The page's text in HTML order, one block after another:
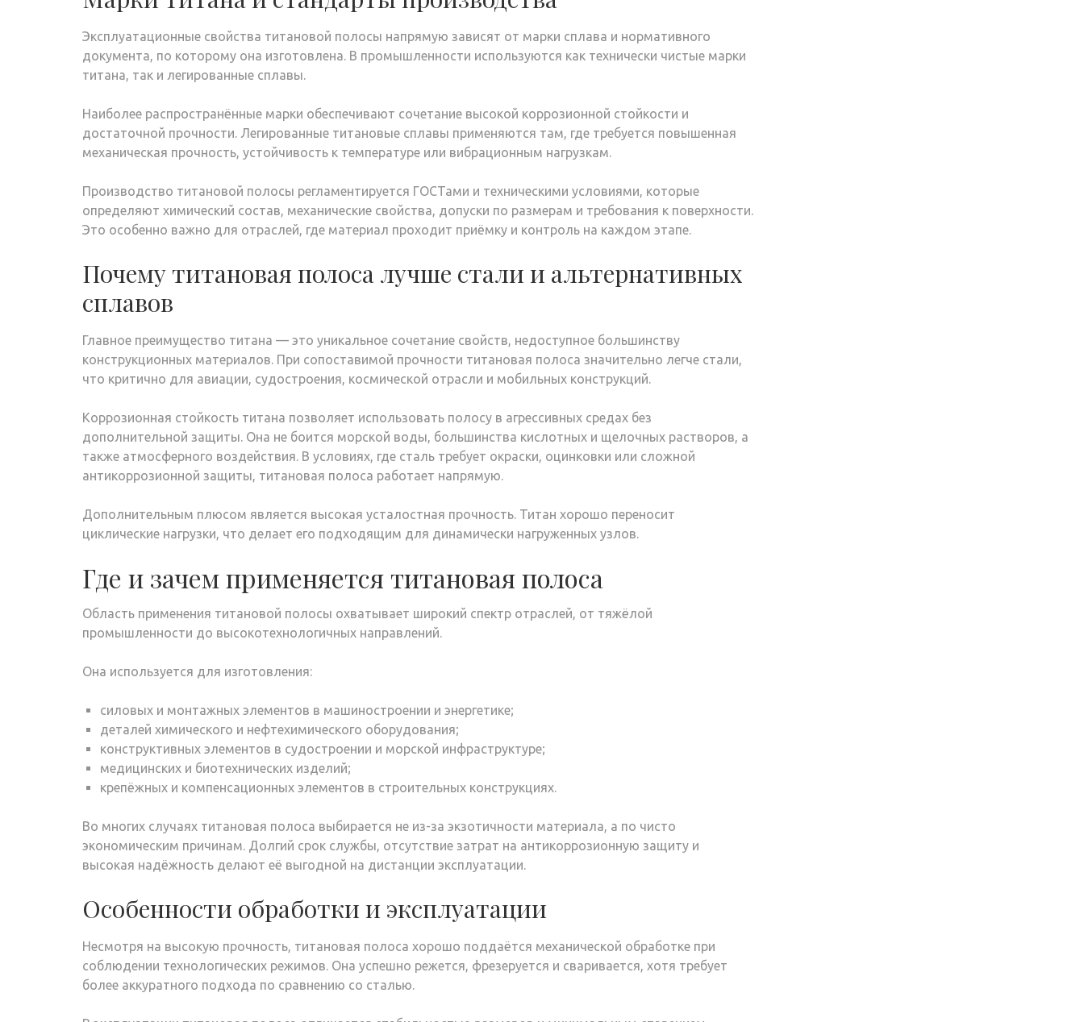
Эксплуатационные свойства титановой полосы напрямую зависят от марки сплава и нормативного
документа, по которому она изготовлена. В промышленности используются как технически чистые марки
титана, так и легированные сплавы.
Наиболее распространённые марки обеспечивают сочетание высокой коррозионной стойкости и
достаточной прочности. Легированные титановые сплавы применяются там, где требуется повышенная
механическая прочность, устойчивость к температуре или вибрационным нагрузкам.
Производство титановой полосы регламентируется ГОСТами и техническими условиями, которые
определяют химический состав, механические свойства, допуски по размерам и требования к поверхности.
Это особенно важно для отраслей, где материал проходит приёмку и контроль на каждом этапе.
Почему титановая полоса лучше стали и альтернативных
сплавов
Главное преимущество титана — это уникальное сочетание свойств, недоступное большинству
конструкционных материалов. При сопоставимой прочности титановая полоса значительно легче стали,
что критично для авиации, судостроения, космической отрасли и мобильных конструкций.
Коррозионная стойкость титана позволяет использовать полосу в агрессивных средах без
дополнительной защиты. Она не боится морской воды, большинства кислотных и щелочных растворов, а
также атмосферного воздействия. В условиях, где сталь требует окраски, оцинковки или сложной
антикоррозионной защиты, титановая полоса работает напрямую.
Дополнительным плюсом является высокая усталостная прочность. Титан хорошо переносит
циклические нагрузки, что делает его подходящим для динамически нагруженных узлов.
Где и зачем применяется титановая полоса
Область применения титановой полосы охватывает широкий спектр отраслей, от тяжёлой
промышленности до высокотехнологичных направлений.
Она используется для изготовления:
силовых и монтажных элементов в машиностроении и энергетике;
деталей химического и нефтехимического оборудования;
конструктивных элементов в судостроении и морской инфраструктуре;
медицинских и биотехнических изделий;
крепёжных и компенсационных элементов в строительных конструкциях.
Во многих случаях титановая полоса выбирается не из-за экзотичности материала, а по чисто
экономическим причинам. Долгий срок службы, отсутствие затрат на антикоррозионную защиту и
высокая надёжность делают её выгодной на дистанции эксплуатации.
Особенности обработки и эксплуатации
Несмотря на высокую прочность, титановая полоса хорошо поддаётся механической обработке при
соблюдении технологических режимов. Она успешно режется, фрезеруется и сваривается, хотя требует
более аккуратного подхода по сравнению со сталью.